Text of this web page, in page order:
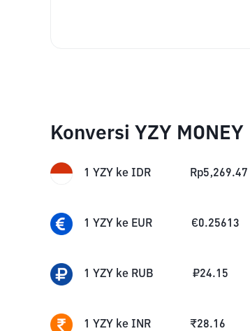
Konversi YZY MONEY
1 YZY ke IDR Rp5,269.47
1 YZY ke EUR €0.25613
1 YZY ke RUB ₽24.15
1 YZY ke INR ₹28.16